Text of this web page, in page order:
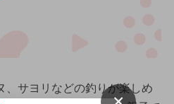
、サヨリなどの釣りが楽しめ